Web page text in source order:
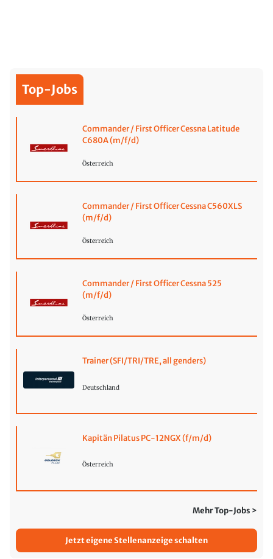
Top-Jobs
Commander / First Officer Cessna Latitude
C680A (m/f/d)
Österreich
Commander / First Officer Cessna C560XLS
(m/f/d)
Österreich
Commander / First Officer Cessna 525
(m/f/d)
Österreich
Trainer (SFI/TRI/TRE, all genders)
Deutschland
Kapitän Pilatus PC-12NGX (f/m/d)
Österreich
Mehr Top-Jobs >
Jetzt eigene Stellenanzeige schalten